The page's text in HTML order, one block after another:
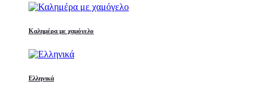
Καλημέρα με χαμόγελο
Ελληνικά